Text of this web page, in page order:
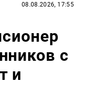
08.08.2026, 17:55
с
и